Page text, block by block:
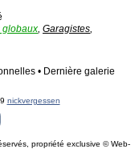
globaux, Garagistes,
• Dernière galerie
nickvergessen
propriété exclusive © Web-